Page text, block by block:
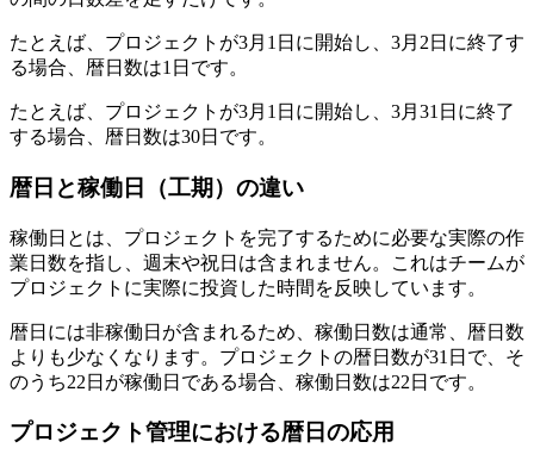
たとえば、プロジェクトが3月1日に開始し、3月2日に終了す
る場合、暦日数は1日です。
たとえば、プロジェクトが3月1日に開始し、3月31日に終了
する場合、暦日数は30日です。
暦日と稼働日（工期）の違い
稼働日とは、プロジェクトを完了するために必要な実際の作
業日数を指し、週末や祝日は含まれません。これはチームが
プロジェクトに実際に投資した時間を反映しています。
暦日には非稼働日が含まれるため、稼働日数は通常、暦日数
よりも少なくなります。プロジェクトの暦日数が31日で、そ
のうち22日が稼働日である場合、稼働日数は22日です。
プロジェクト管理における暦日の応用